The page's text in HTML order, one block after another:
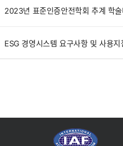
2023년 표준인증안전학회 추계 학술
ESG 경영시스템 요구사항 및 사용지